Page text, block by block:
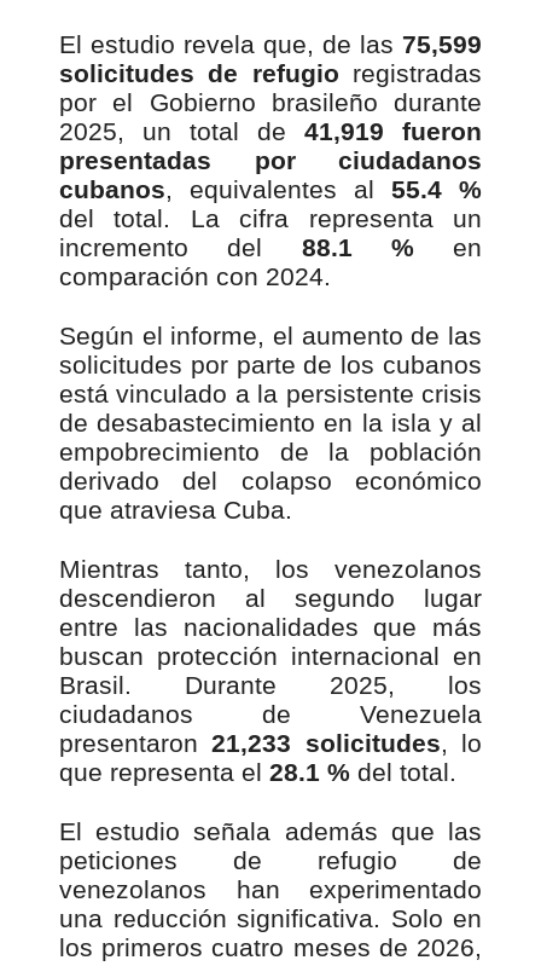
El estudio revela que, de las 75,599
solicitudes de refugio registradas
por el Gobierno brasileño durante
2025, un total de 41,919 fueron
presentadas por ciudadanos
cubanos, equivalentes al 55.4 %
del total. La cifra representa un
incremento del 88.1 %en
comparación con 2024.
Según el informe, el aumento de las
solicitudes por parte de los cubanos
está vinculado a la persistente crisis
de desabastecimiento en la isla y al
empobrecimiento de la población
derivado del colapso económico
que atraviesa Cuba.
Mientras tanto, los venezolanos
descendieron al segundo lugar
entre las nacionalidades que más
buscan protección internacional en
Brasil. Durante 2025, los
ciudadanos de Venezuela
presentaron21,233 solicitudes, lo
que representa el 28.1 % del total.
El estudio señala además que las
peticiones de refugio de
venezolanos han experimentado
una reducción significativa. Solo en
los primeros cuatro meses de 2026,